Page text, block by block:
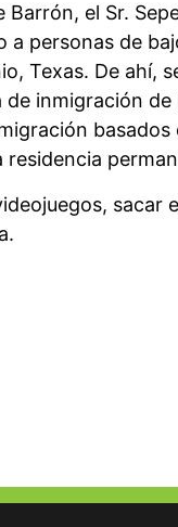
el Sr.
personas de
Texas. De ahí,
inmigración
sacar